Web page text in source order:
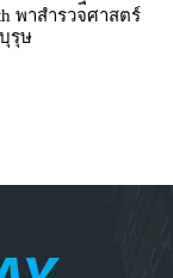
พาสำรวจศาสตร์
รุษ